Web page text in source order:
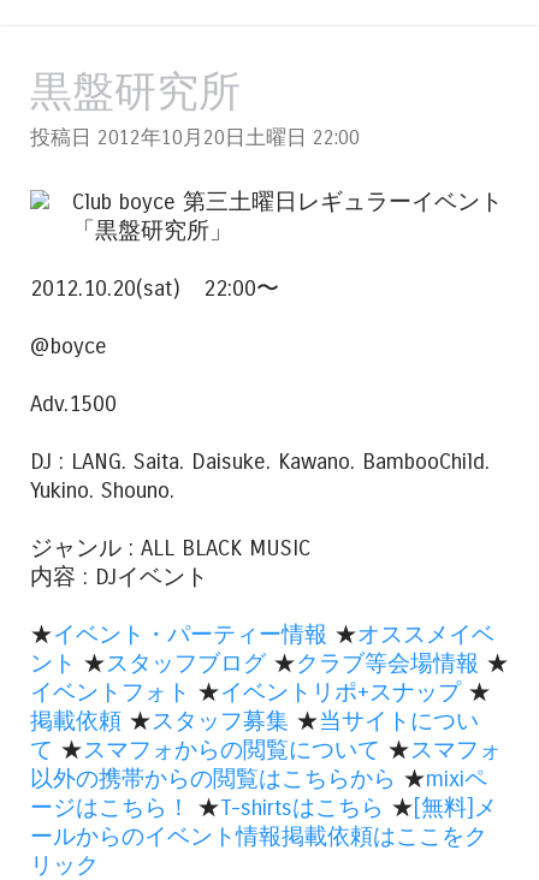
黒盤研究所
投稿日 2012年10月20日土曜日 22:00
Club boyce 第三土曜日レギュラーイベント
「黒盤研究所」
2012.10.20(sat) 22:00〜
@boyce
Adv.1500
DJ : LANG. Saita. Daisuke. Kawano. BambooChild.
Yukino. Shouno.
ジャンル : ALL BLACK MUSIC
内容 : DJイベント
★イベント・パーティー情報 ★オススメイベ
ント ★スタッフブログ ★クラブ等会場情報 ★
イベントフォト ★イベントリポ+スナップ★
掲載依頼 ★スタッフ募集 ★当サイトについ
て ★スマフォからの閲覧について ★スマフォ
以外の携帯からの閲覧はこちらから ★mixiペ
ージはこちら！
★T-shirtsはこちら ★[無料]メ
ールからのイベント情報掲載依頼はここをク
リック